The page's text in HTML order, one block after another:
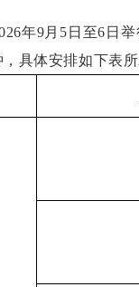
年9月 5 日至6 日
，具体安排如下表所